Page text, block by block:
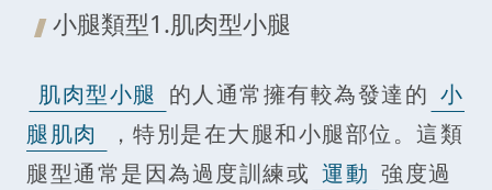
小腿類型1.肌肉型小腿
肌肉型小腿 的人通常擁有較為發達的 小
腿肌肉
，特別是在大腿和小腿部位。這類
腿型通常是因為過度訓練或 運動 強度過